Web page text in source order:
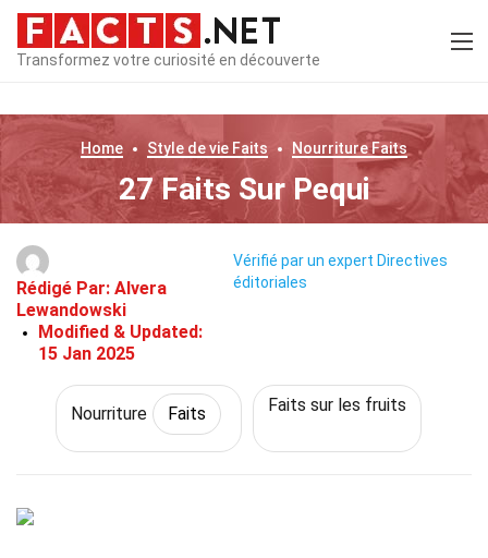
Transformez votre curiosité en découverte
Home Style de vie Faits NourritureFaits
27 Faits Sur Pequi
Rédigé Par: Alvera
Lewandowski
Modified & Updated:
15 Jan 2025
Vérifié par un expert Directives
éditoriales
Nourriture Faits Faits sur les fruits